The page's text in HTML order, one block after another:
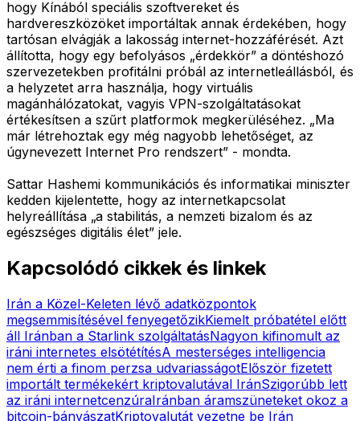
hogy Kínából speciális szoftvereket és
hardvereszközöket importáltak annak érdekében, hogy
tartósan elvágják a lakosság internet-hozzáférését. Azt
állította, hogy egy befolyásos „érdekkör” a döntéshozó
szervezetekben profitálni próbál az internetleállásból, és
a helyzetet arra használja, hogy virtuális
magánhálózatokat, vagyis VPN-szolgáltatásokat
értékesítsen a szűrt platformok megkerüléséhez. „Ma
már létrehoztak egy még nagyobb lehetőséget, az
úgynevezett Internet Pro rendszert” - mondta.
Sattar Hashemi kommunikációs és informatikai miniszter
kedden kijelentette, hogy az internetkapcsolat
helyreállítása „a stabilitás, a nemzeti bizalom és az
egészséges digitális élet” jele.
Kapcsolódó cikkek és linkek
Irán a Közel-Keleten lévő adatközpontok
megsemmisítésével fenyegetőzikKiemelt próbatétel előtt
áll Iránban a Starlink szolgáltatásNagyon kifinomult az
iráni internetes elsötétítésA mesterséges intelligencia
nem érti a finom perzsa udvariasságotElőször fizetett
importált termékekért kriptovalutával IránSzigorúbb lett
az iráni internetcenzúraIránban áramszüneteket okoz a
bitcoin-bányászatKriptovalutát vezetne be Irán